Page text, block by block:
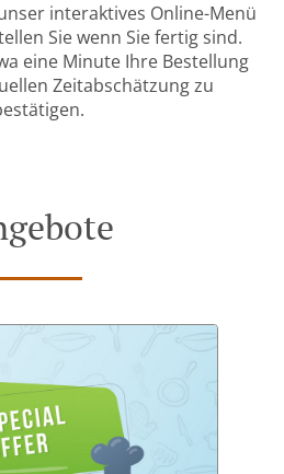
interaktives Online-Menü
Sie wenn Sie fertig sind.
eine Minute Ihre Bestellung
Zeitabschätzung zu